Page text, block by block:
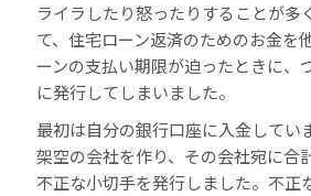
ライラしたり怒ったりすることが多
て、住宅ローン返済のためのお金を
ーンの支払い期限が迫ったときに、
に発行してしまいました。
最初は自分の銀行口座に入金してい
架空の会社を作り、その会社宛に合
不正な小切手を発行しました。不正